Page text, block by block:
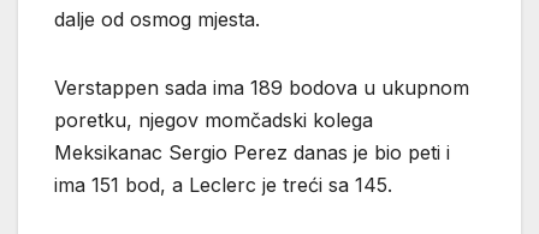
dalje od osmog mjesta.
Verstappen sada ima 189 bodova u ukupnom
poretku, njegov momčadski kolega
Meksikanac Sergio Perez danas je bio peti i
ima 151 bod, a Leclerc je treći sa 145.